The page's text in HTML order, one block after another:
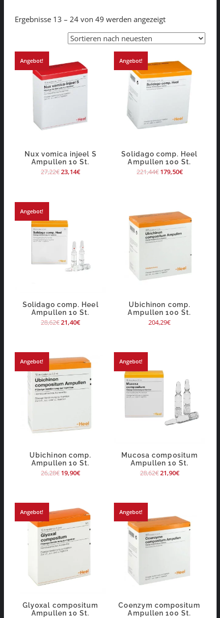
Ergebnisse 13 – 24 von 49 werden angezeigt
Angebot!
Nux vomica injeel S
Ampullen 10 St.
27,22€23,14€
Angebot!
Solidago comp. Heel
Ampullen 100 St.
221,44€ 179,50€
Angebot!
Solidago comp. Heel
Ampullen 10 St.
28,62€21,40€
Ubichinon comp.
Ampullen 100 St.
204,29€
Angebot!
Ubichinon comp.
Ampullen 10 St.
26,28€ 19,90€
Angebot!
Mucosa compositum
Ampullen 10 St.
28,62€21,90€
Angebot!
Glyoxal compositum
Ampullen 10 St.
Angebot!
Coenzym compositum
Ampullen 100 St.